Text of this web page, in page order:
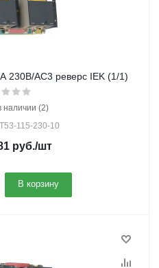
230В/АС3 реверс IEK (1/1)
наличии (2)
115-230-10
руб./шт
В корзину